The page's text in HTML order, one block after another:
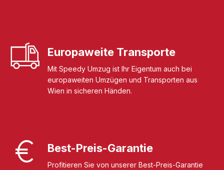
Europaweite Transporte
Mit Speedy Umzug ist Ihr Eigentum auch bei
europaweiten Umzügen und Transporten aus
Wien in sicheren Händen.
Best-Preis-Garantie
Profitieren Sie von unserer Best-Preis-Garantie